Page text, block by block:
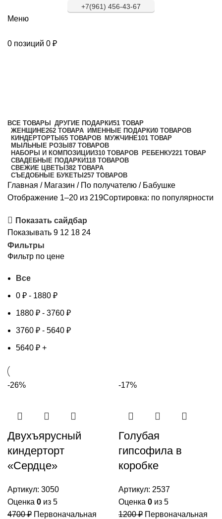
+7(961) 456-43-67
Меню
0 позиций 0 ₽
ВСЕ ТОВАРЫ ДРУГИЕ ПОДАРКИ51 ТОВАР
ЖЕНЩИНЕ262 ТОВАРА ИМЕННЫЕ ПОДАРКИ0 ТОВАРОВ
КИНДЕРТОРТЫ 65 ТОВАРОВ МУЖЧИНЕ101 ТОВАР
МЫЛЬНЫЕ РОЗЫ 87 ТОВАРОВ
НАБОРЫ И КОМПОЗИЦИИ310 ТОВАРОВ РЕБЕНКУ221 ТОВАР
СВАДЕБНЫЕ ПОДАРКИ118 ТОВАРОВ
СВЕЖИЕ ЦВЕТЫ 382 ТОВАРА
СЪЕДОБНЫЕ БУКЕТЫ 257 ТОВАРОВ
Главная / Магазин / По получателю / Бабушке
Отображение 1–20 из 219Сортировка: по популярности
Показать сайдбар
Показывать 9 12 18 24
Фильтры
Фильтр по цене
Все
0 ₽ - 1880 ₽
1880 ₽ - 3760 ₽
3760 ₽ - 5640 ₽
5640 ₽ +
-26%
Двухъярусный
киндерторт
«Сердце»
Артикул: 3050
Оценка 0 из 5
4700₽ Первоначальная
-17%
Голубая
гипсофила в
коробке
Артикул: 2537
Оценка 0 из 5
1200₽ Первоначальная